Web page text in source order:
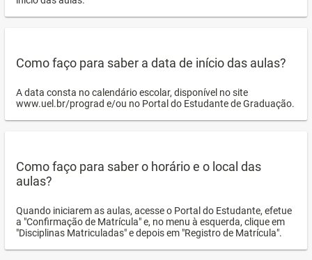
Como faço para saber a data de início das aulas?
A data consta no calendário escolar, disponível no site
www.uel.br/prograd e/ou no Portal do Estudante de Graduação.
Como faço para saber o horário e o local das
aulas?
Quando iniciarem as aulas, acesse o Portal do Estudante, efetue
a "Confirmação de Matrícula" e, no menu à esquerda, clique em
"Disciplinas Matriculadas" e depois em "Registro de Matrícula".